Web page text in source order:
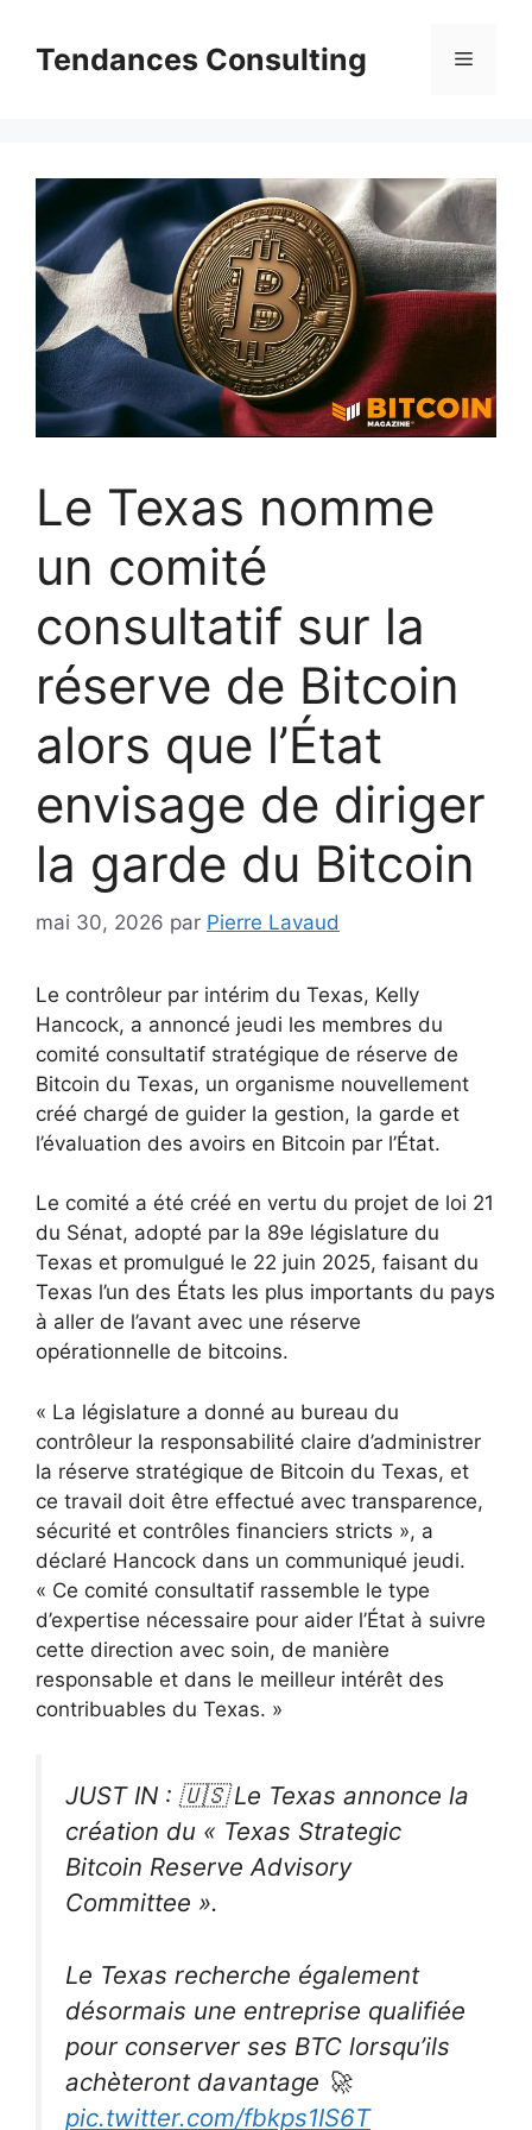
contenuTendances Consulting Menu
Le Texas nomme
un comité
consultatif sur la
réserve de Bitcoin
alors que l’État
envisage de diriger
la garde du Bitcoin
mai 30, 2026 par Pierre Lavaud
Le contrôleur par intérim du Texas, Kelly
Hancock, a annoncé jeudi les membres du
comité consultatif stratégique de réserve de
Bitcoin du Texas, un organisme nouvellement
créé chargé de guider la gestion, la garde et
l’évaluation des avoirs en Bitcoin par l’État.
Le comité a été créé en vertu du projet de loi 21
du Sénat, adopté par la 89e législature du
Texas et promulgué le 22 juin 2025, faisant du
Texas l’un des États les plus importants du pays
à aller de l’avant avec une réserve
opérationnelle de bitcoins.
« La législature a donné au bureau du
contrôleur la responsabilité claire d’administrer
la réserve stratégique de Bitcoin du Texas, et
ce travail doit être effectué avec transparence,
sécurité et contrôles financiers stricts », a
déclaré Hancock dans un communiqué jeudi.
« Ce comité consultatif rassemble le type
d’expertise nécessaire pour aider l’État à suivre
cette direction avec soin, de manière
responsable et dans le meilleur intérêt des
contribuables du Texas. »
JUST IN : 🇺🇸 Le Texas annonce la
création du « Texas Strategic
Bitcoin Reserve Advisory
Committee ».
Le Texas recherche également
désormais une entreprise qualifiée
pour conserver ses BTC lorsqu’ils
achèteront davantage 🚀
pic.twitter.com/fbkps1IS6T